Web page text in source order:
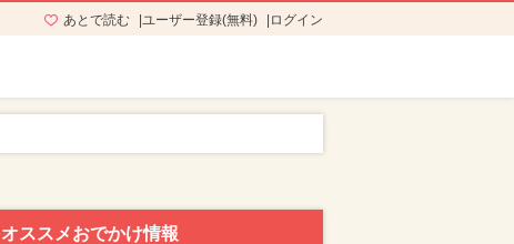
あとで読む ユーザー登録(無料) ログイン
オススメおでかけ情報